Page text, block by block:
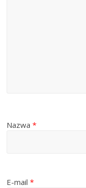
Nazwa*
E-mail*